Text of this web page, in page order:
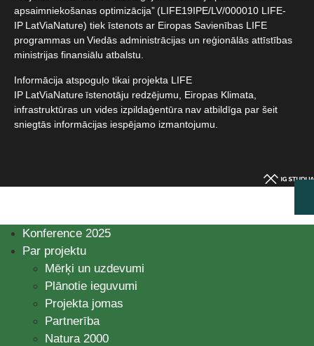
apsaimniekošanas optimizācija” (LIFE19IPE/LV/000010 LIFE-
IP LatViaNature) tiek īstenots ar Eiropas Savienības LIFE
programmas un Viedās administrācijas un reģionālās attīstības
ministrijas finansiālu atbalstu.​
Informācija atspoguļo tikai projekta LIFE
IP LatViaNature īstenotāju redzējumu, Eiropas Klimata,
infrastruktūras un vides izpildaģentūra nav atbildīga par šeit
sniegtās informācijas iespējamo izmantojumu.​
Konference 2025
Par projektu
Mērķi un uzdevumi
Plānotie ieguvumi
Projekta jomas
Partnerība
Natura 2000